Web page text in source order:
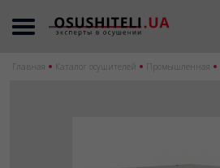
Главная Каталог осушителей Промышленная